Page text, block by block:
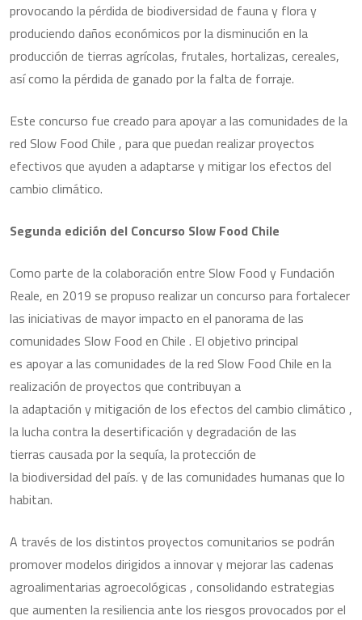
provocando la pérdida de biodiversidad de fauna y flora y
produciendo daños económicos por la disminución en la
producción de tierras agrícolas, frutales, hortalizas, cereales,
así como la pérdida de ganado por la falta de forraje.
Este concurso fue creado para apoyar a las comunidades de la
red Slow Food Chile , para que puedan realizar proyectos
efectivos que ayuden a adaptarse y mitigar los efectos del
cambio climático.
Segunda edición del Concurso Slow Food Chile
Como parte de la colaboración entre Slow Food y Fundación
Reale, en 2019 se propuso realizar un concurso para fortalecer
las iniciativas de mayor impacto en el panorama de las
comunidades Slow Food en Chile . El objetivo principal
es apoyar a las comunidades de la red Slow Food Chile en la
realización de proyectos que contribuyan a
la adaptación y mitigación de los efectos del cambio climático ,
la lucha contra la desertificación y degradación de las
tierras causada por la sequía, la protección de
la biodiversidad del país. y de las comunidades humanas que lo
habitan.
A través de los distintos proyectos comunitarios se podrán
promover modelos dirigidos a innovar y mejorar las cadenas
agroalimentarias agroecológicas , consolidando estrategias
que aumenten la resiliencia ante los riesgos provocados por el